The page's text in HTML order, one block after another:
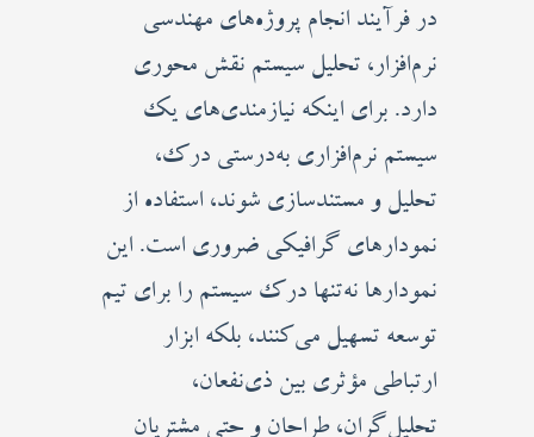
در فرآیند انجام پروژه‌های مهندسی
نرم‌افزار، تحلیل سیستم نقش محوری
دارد. برای اینکه نیازمندی‌های یک
سیستم نرم‌افزاری به‌درستی درک،
تحلیل و مستندسازی شوند، استفاده از
نمودارهای گرافیکی ضروری است. این
نمودارها نه‌تنها درک سیستم را برای تیم
توسعه تسهیل می‌کنند، بلکه ابزار
ارتباطی مؤثری بین ذی‌نفعان،
تحلیل‌گران، طراحان و حتی مشتریان